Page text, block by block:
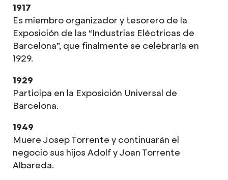
1917
Es miembro organizador y tesorero de la
Exposición de las “Industrias Eléctricas de
Barcelona”, que finalmente se celebraría en
1929.
1929
Participa en la Exposición Universal de
Barcelona.
1949
Muere Josep Torrente y continuarán el
negocio sus hijos Adolf y Joan Torrente
Albareda.